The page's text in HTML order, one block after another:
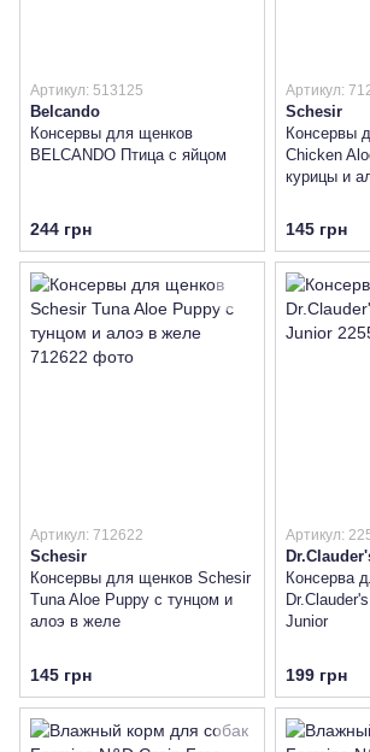
Артикул: 513125
Belcando
Консервы для щенков
BELCANDO Птица с яйцом
244 грн
Артикул:
Schesir
Консервы
Chicken
курицы и
145 грн
Артикул: 712622
Schesir
Консервы для щенков Schesir
Tuna Aloe Puppy с тунцом и
алоэ в желе
145 грн
Артикул:
Консерва
Junior
199 грн